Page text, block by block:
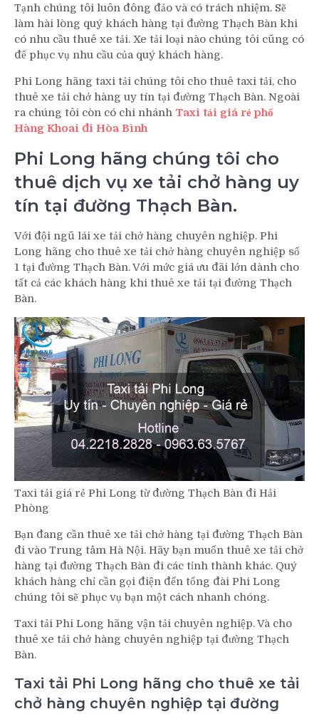
Tạnh chúng tôi luôn đông đảo và có trách nhiệm. Sẽ
làm hài lòng quý khách hàng tại đường Thạch Bàn khi
có nhu cầu thuê xe tải. Xe tải loại nào chúng tôi cũng có
để phục vụ nhu cầu của quý khách hàng.
Phi Long hãng taxi tải chúng tôi cho thuê taxi tải, cho
thuê xe tải chở hàng uy tín tại đường Thạch Bàn. Ngoài
ra chúng tôi còn có chi nhánh Taxi tải giá rẻ phố
Hàng Khoai đi Hòa Bình
Phi Long hãng chúng tôi cho
thuê dịch vụ xe tải chở hàng uy
tín tại đường Thạch Bàn.
Với đội ngũ lái xe tải chở hàng chuyên nghiệp. Phi
Long hãng cho thuê xe tải chở hàng chuyên nghiệp số
1 tại đường Thạch Bàn. Với mức giá ưu đãi lớn dành cho
tất cả các khách hàng khi thuê xe tải tại đường Thạch
Bàn.
Taxi tải giá rẻ Phi Long từ đường Thạch Bàn đi Hải
Phòng
Bạn đang cần thuê xe tải chở hàng tại đường Thạch Bàn
đi vào Trung tâm Hà Nội. Hãy bạn muốn thuê xe tải chở
hàng tại đường Thạch Bàn đi các tỉnh thành khác. Quý
khách hàng chỉ cần gọi điện đến tổng đài Phi Long
chúng tôi sẽ phục vụ bạn một cách nhanh chóng.
Taxi tải Phi Long hãng vận tải chuyên nghiệp. Và cho
thuê xe tải chở hàng chuyên nghiệp tại đường Thạch
Bàn.
Taxi tải Phi Long hãng cho thuê xe tải
chở hàng chuyên nghiệp tại đường